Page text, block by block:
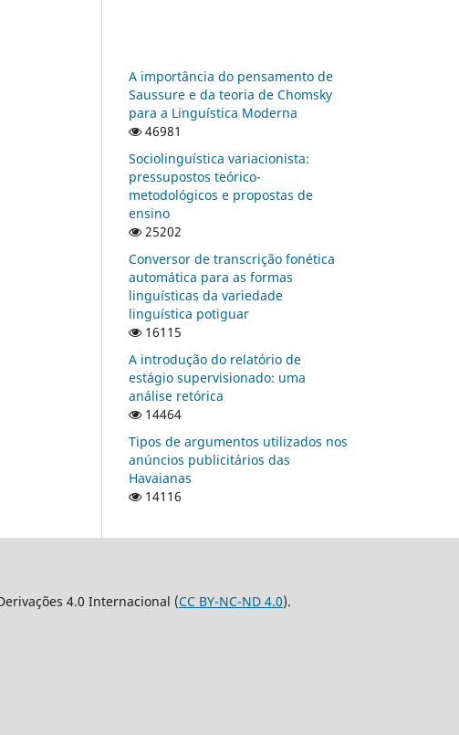
A importância do pensamento de
Saussure e da teoria de Chomsky
para a Linguística Moderna
46981
Sociolinguística variacionista:
pressupostos teórico-
metodológicos e propostas de
ensino
25202
Conversor de transcrição fonética
automática para as formas
linguísticas da variedade
linguística potiguar
16115
A introdução do relatório de
estágio supervisionado: uma
análise retórica
14464
Tipos de argumentos utilizados nos
anúncios publicitários das
Havaianas
14116
4.0 Internacional (CC BY-NC-ND 4.0).